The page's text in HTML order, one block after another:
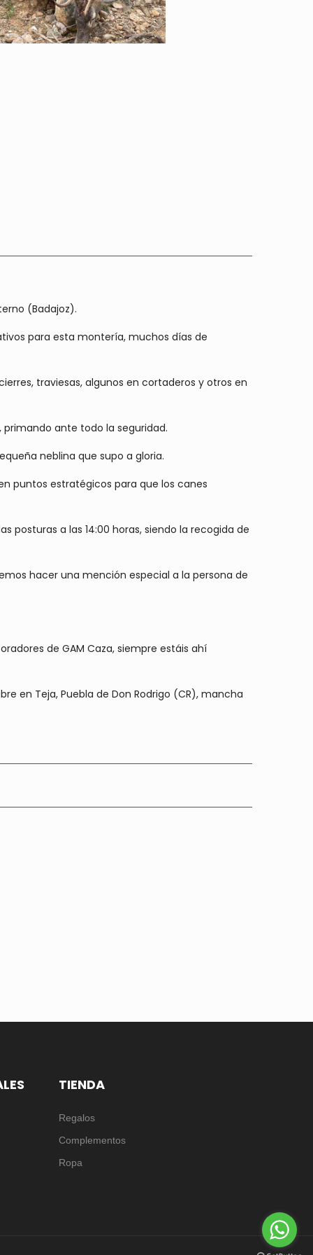
(Badajoz).
para esta montería, muchos días de
traviesas, algunos en cortaderos y otros en
ante todo la seguridad.
neblina que supo a gloria.
puntos estratégicos para que los canes
a las 14:00 horas, siendo la recogida de
hacer una mención especial a la persona de
de GAM Caza, siempre estáis ahí
en Teja, Puebla de Don Rodrigo (CR), mancha
TIENDA
Regalos
Complementos
Ropa